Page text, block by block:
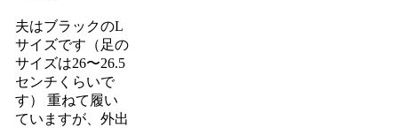
夫はブラックのL
サイズです（足の
サイズは26〜26.5
センチくらいで
す） 重ねて履い
ていますが、外出